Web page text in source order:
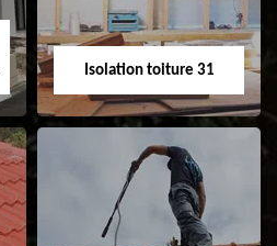
Isolation toiture 31
Isolation toiture 31